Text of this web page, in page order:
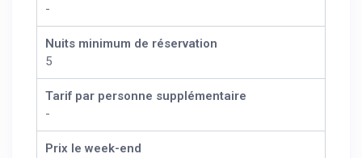
-
Nuits minimum de réservation
5
Tarif par personne supplémentaire
-
Prix le week-end